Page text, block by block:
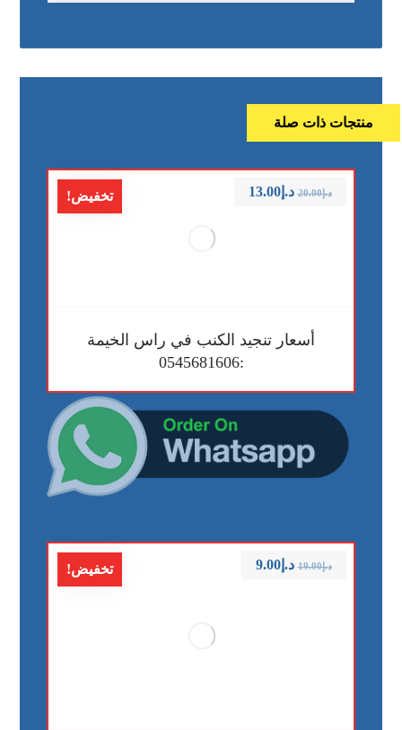
منتجات ذات صلة
تخفيض!
أسعار تنجيد الكنب في راس الخيمة
:0545681606
د.إ20.00 د.إ13.00
تخفيض! د.إ19.00 د.إ9.00